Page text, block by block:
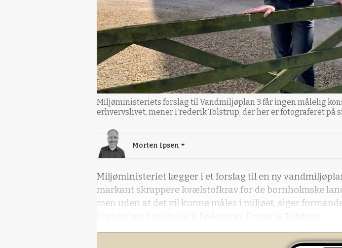
Miljøministeriets forslag til Vandmiljøplan 3 får ingen målelig
erhvervslivet, mener Frederik Tolstrup, der her er fotograferet på
Morten Ipsen
Miljøministeriet lægger i et forslag til en ny
markant skrappere kvælstofkrav for de bornholmske
men uden at det vil kunne måles i miljøet, siger